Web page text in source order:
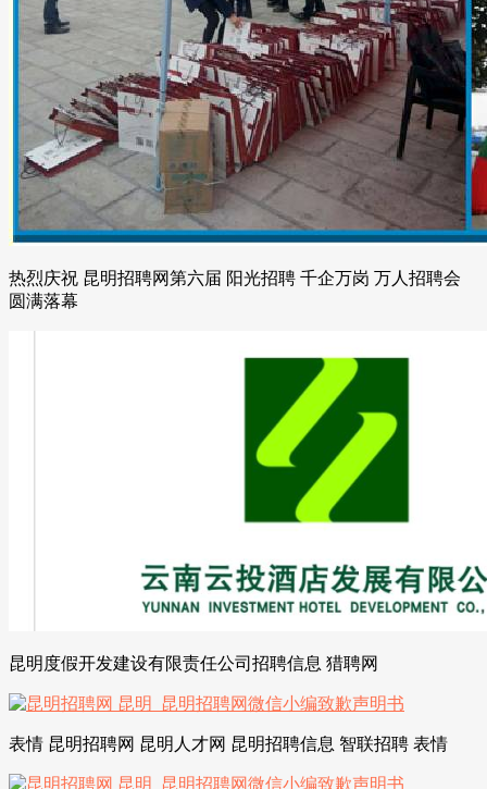
热烈庆祝 昆明招聘网第六届 阳光招聘 千企万岗 万人招聘会
圆满落幕
昆明度假开发建设有限责任公司招聘信息 猎聘网
表情 昆明招聘网 昆明人才网 昆明招聘信息 智联招聘 表情